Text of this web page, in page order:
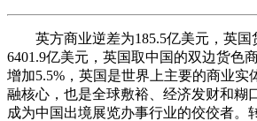
英方商业逆差为185.5亿美元，英国
6401.9亿美元，英国取中国的双边货色
增加5.5%，英国是世界上主要的商业实
融核心，也是全球敷裕、经济发财和糊
成为中国出境展览办事行业的佼佼者。